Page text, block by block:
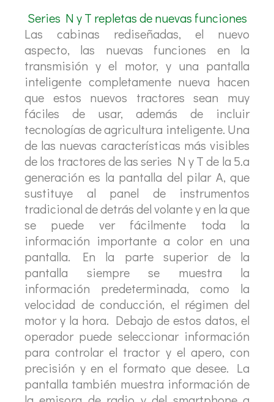
Series N y T repletas de nuevas funciones
Las cabinas rediseñadas, el nuevo
aspecto, las nuevas funciones en la
transmisión y el motor, y una pantalla
inteligente completamente nueva hacen
que estos nuevos tractores sean muy
fáciles de usar, además de incluir
tecnologías de agricultura inteligente. Una
de las nuevas características más visibles
de los tractores de las series N y T de la 5.a
generación es la pantalla del pilar A, que
sustituye al panel de instrumentos
tradicional de detrás del volante y en la que
se puede ver fácilmente toda la
información importante a color en una
pantalla. En la parte superior de la
pantalla siempre se muestra la
información predeterminada, como la
velocidad de conducción, el régimen del
motor y la hora. Debajo de estos datos, el
operador puede seleccionar información
para controlar el tractor y el apero, con
precisión y en el formato que desee. La
pantalla también muestra información de